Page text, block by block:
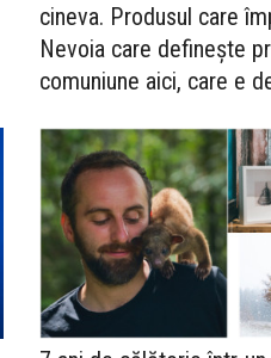
cineva. Produsul care
Nevoia care definește
comuniune aici, care e